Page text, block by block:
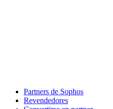
Partners de Sophos
Revendedores